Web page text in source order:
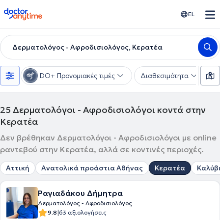
doctoranytime EL
Δερματολόγος - Αφροδισιολόγος, Κερατέα
DO+ Προνομιακές τιμές Διαθεσιμότητα
25 Δερματολόγοι - Αφροδισιολόγοι κοντά στην
Κερατέα
Δεν βρέθηκαν Δερματολόγοι - Αφροδισιολόγοι με online
ραντεβού στην Κερατέα, αλλά σε κοντινές περιοχές.
Αττική Ανατολικά προάστια Αθήνας Κερατέα
Ραγιαδάκου Δήμητρα
Δερματολόγος - Αφροδισιολόγος
9.8|63 αξιολογήσεις